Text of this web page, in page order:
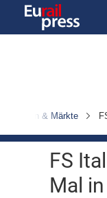
& Märkte
FS
Mal